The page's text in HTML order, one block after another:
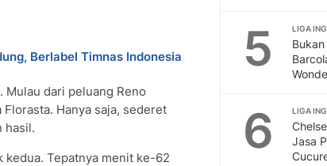
Berlabel Timnas Indonesia
dari peluang Reno
Hanya saja, sederet
hasil.
kedua. Tepatnya menit ke-62
5 LIGA
6 LIGA
Jasa